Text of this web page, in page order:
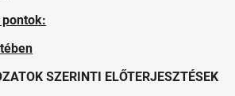
SZERINTI ELŐTERJESZTÉSEK